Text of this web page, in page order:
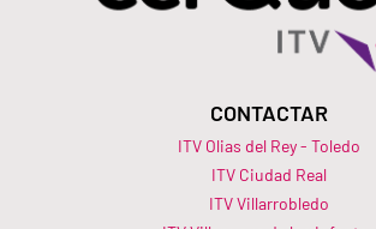
CONTACTAR
ITV Olias del Rey - Toledo
ITV Ciudad Real
ITV Villarrobledo